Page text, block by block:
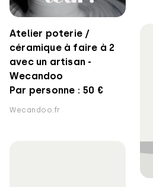
Atelier poterie /
céramique à faire à 2
avec un artisan -
Wecandoo
Par personne : 50 €
Wecandoo.fr